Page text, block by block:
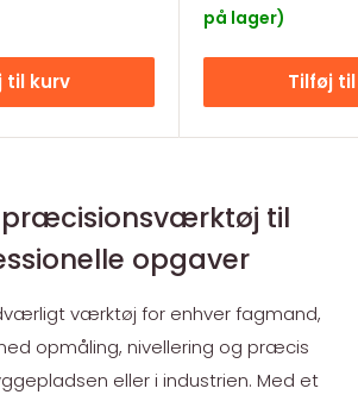
til kurv
på lager)
Tilføj
præcisionsværktøj til
opgaver
værktøj for enhver fagmand,
opmåling, nivellering og præcis
eller i industrien. Med et